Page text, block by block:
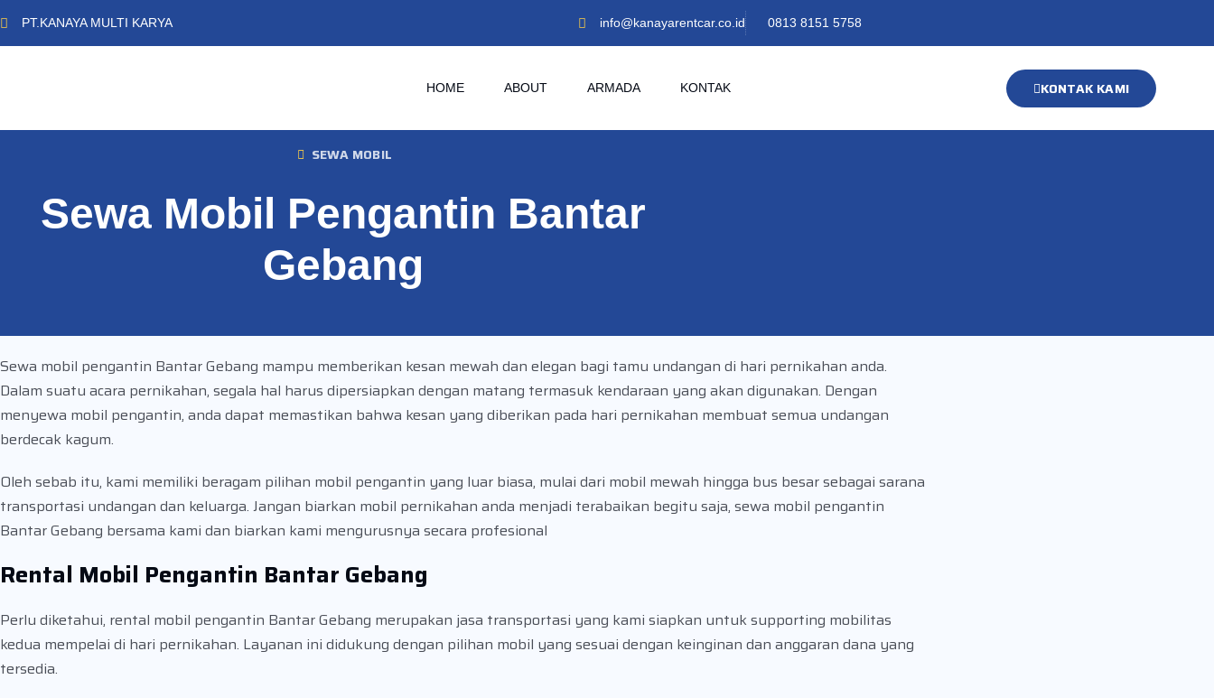
PT.KANAYA MULTI KARYA info@kanayarentcar.co.id 0813 8151 5758
HOME ABOUT ARMADA KONTAK KONTAK KAMI
SEWA MOBIL
Sewa Mobil Pengantin Bantar
Gebang
Sewa mobil pengantin Bantar Gebang mampu memberikan kesan mewah dan elegan bagi tamu undangan di hari pernikahan anda.
Dalam suatu acara pernikahan, segala hal harus dipersiapkan dengan matang termasuk kendaraan yang akan digunakan. Dengan
menyewa mobil pengantin, anda dapat memastikan bahwa kesan yang diberikan pada hari pernikahan membuat semua undangan
berdecak kagum.
Oleh sebab itu, kami memiliki beragam pilihan mobil pengantin yang luar biasa, mulai dari mobil mewah hingga bus besar sebagai sarana
transportasi undangan dan keluarga. Jangan biarkan mobil pernikahan anda menjadi terabaikan begitu saja, sewa mobil pengantin
Bantar Gebang bersama kami dan biarkan kami mengurusnya secara profesional
Rental Mobil Pengantin Bantar Gebang
Perlu diketahui, rental mobil pengantin Bantar Gebang merupakan jasa transportasi yang kami siapkan untuk supporting mobilitas
kedua mempelai di hari pernikahan. Layanan ini didukung dengan pilihan mobil yang sesuai dengan keinginan dan anggaran dana yang
tersedia.